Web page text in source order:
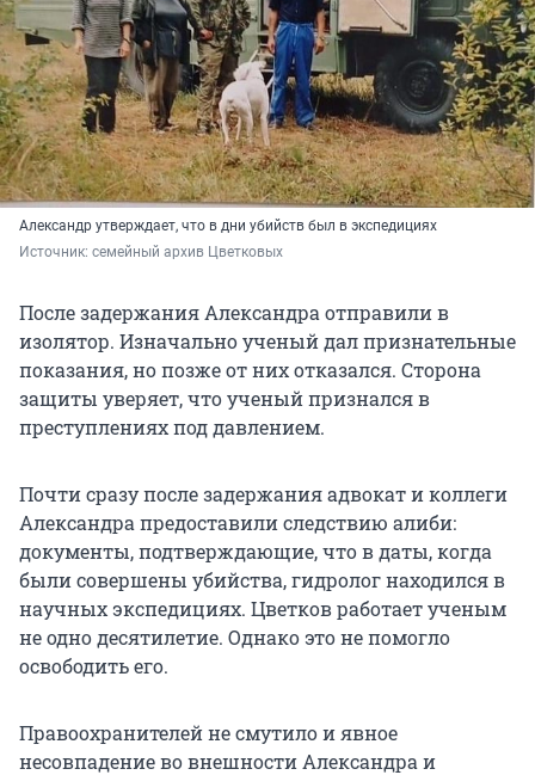
Александр утверждает, что в дни убийств был в экспедициях
Источник: семейный архив Цветковых
После задержания Александра отправили в
изолятор. Изначально ученый дал признательные
показания, но позже от них отказался. Сторона
защиты уверяет, что ученый признался в
преступлениях под давлением.
Почти сразу после задержания адвокат и коллеги
Александра предоставили следствию алиби:
документы, подтверждающие, что в даты, когда
были совершены убийства, гидролог находился в
научных экспедициях. Цветков работает ученым
не одно десятилетие. Однако это не помогло
освободить его.
Правоохранителей не смутило и явное
несовпадение во внешности Александра и